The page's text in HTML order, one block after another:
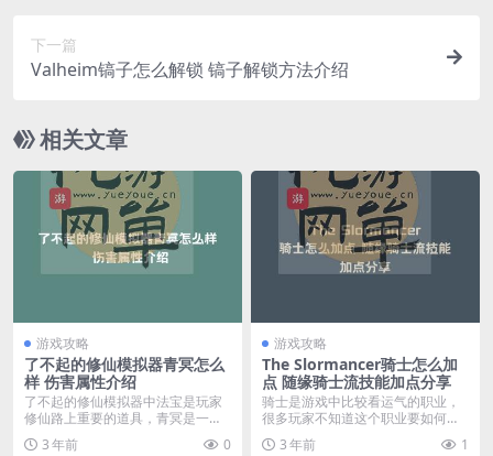
下一篇
Valheim镐子怎么解锁 镐子解锁方法介绍
相关文章
游戏攻略
了不起的修仙模拟器青冥怎么
样 伤害属性介绍
了不起的修仙模拟器中法宝是玩家
修仙路上重要的道具，青冥是一把
以玄铁锭为原材料的武...
3 年前 0
游戏攻略
The Slormancer骑士怎么加
点 随缘骑士流技能加点分享
骑士是游戏中比较看运气的职业，
很多玩家不知道这个职业要如何加
点，下面我们就为大家...
3 年前 1